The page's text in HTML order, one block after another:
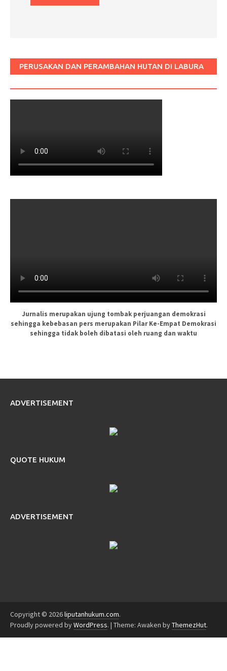
PERUSAKAN DAN PERAMBAHAN HUTAN DI LABURA
Jurnalis merupakan ujung tombak perjuangan demokrasi
sehingga kebebasan pers merupakan Pilar Ke-Empat Demokrasi
sehingga tidak boleh dibatasi oleh ruang dan waktu
ADVERTISEMENT
QUOTE HUKUM
ADVERTISEMENT
Copyright © 2026liputanhukum.com.
Proudly powered byWordPress. | Theme: Awaken byThemezHut.